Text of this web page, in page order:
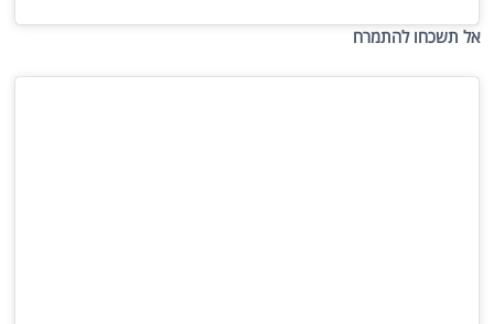
אל תשכחו להתמרח